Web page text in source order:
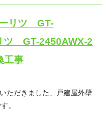
リツ GT-
GT-2450AWX-2
工事
ただきました、戸建屋外壁
。